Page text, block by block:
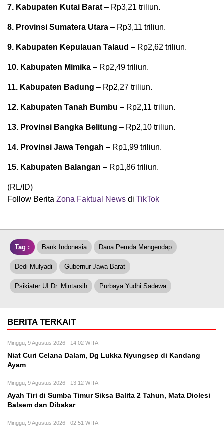
7. Kabupaten Kutai Barat – Rp3,21 triliun.
8. Provinsi Sumatera Utara – Rp3,11 triliun.
9. Kabupaten Kepulauan Talaud – Rp2,62 triliun.
10. Kabupaten Mimika – Rp2,49 triliun.
11. Kabupaten Badung – Rp2,27 triliun.
12. Kabupaten Tanah Bumbu – Rp2,11 triliun.
13. Provinsi Bangka Belitung – Rp2,10 triliun.
14. Provinsi Jawa Tengah – Rp1,99 triliun.
15. Kabupaten Balangan – Rp1,86 triliun.
(RL/ID)
Follow Berita Zona Faktual News di TikTok
Tag : Bank Indonesia Dana Pemda Mengendap
Dedi Mulyadi Gubernur Jawa Barat
Psikiater UI Dr. Mintarsih Purbaya Yudhi Sadewa
BERITA TERKAIT
Minggu, 9 Agustus 2026 - 14:02 WITA
Niat Curi Celana Dalam, Dg Lukka Nyungsep di Kandang
Ayam
Minggu, 9 Agustus 2026 - 13:12 WITA
Ayah Tiri di Sumba Timur Siksa Balita 2 Tahun, Mata Diolesi
Balsem dan Dibakar
Minggu, 9 Agustus 2026 - 02:51 WITA